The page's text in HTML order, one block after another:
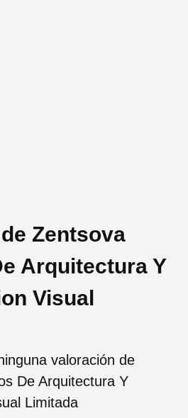
Zentsova
Arquitectura Y
Visual
valoración de
De Arquitectura Y
Limitada